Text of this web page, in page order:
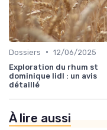
Dossiers • 12/06/2025
Exploration du rhum st
dominique lidl : un avis
détaillé
À lire aussi